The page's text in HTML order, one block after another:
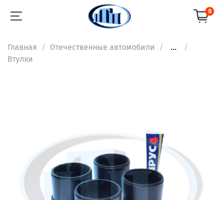
0
Главная Отечественные автомобили
...
Втулки